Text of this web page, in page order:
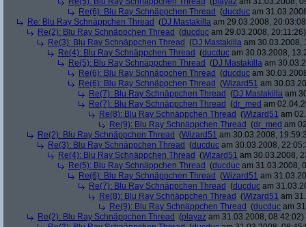
Re(6): Blu Ray Schnäppchen Thread (ducduc am
Re: Blu Ray Schnäppchen Thread (DJ Mastakilla am 29.03.2008,
Re(2): Blu Ray Schnäppchen Thread (ducduc am 29.03.2008, 20:11:26)
Re(3): Blu Ray Schnäppchen Thread (DJ Mastakilla am 30.03.2008,
Re(4): Blu Ray Schnäppchen Thread (ducduc am 30.03.2008,
Re(5): Blu Ray Schnäppchen Thread (DJ Mastakilla am
Re(6): Blu Ray Schnäppchen Thread (ducduc am
Re(6): Blu Ray Schnäppchen Thread (Wizard51 am
Re(7): Blu Ray Schnäppchen Thread (DJ Mastakilla am
Re(7): Blu Ray Schnäppchen Thread (dr_med am
Re(8): Blu Ray Schnäppchen Thread (Wizard51 am
Re(9): Blu Ray Schnäppchen Thread (dr_med am
Re(2): Blu Ray Schnäppchen Thread (Wizard51 am 30.03.2008,
Re(3): Blu Ray Schnäppchen Thread (ducduc am 30.03.2008,
Re(4): Blu Ray Schnäppchen Thread (Wizard51 am 30.03.2008,
Re(5): Blu Ray Schnäppchen Thread (ducduc am 31.03.2008,
Re(6): Blu Ray Schnäppchen Thread (Wizard51 am
Re(7): Blu Ray Schnäppchen Thread (ducduc am
Re(8): Blu Ray Schnäppchen Thread (Wizard51 am
Re(9): Blu Ray Schnäppchen Thread (ducduc am
Re(2): Blu Ray Schnäppchen Thread (playaz am 31.03.2008, 08:42:02)